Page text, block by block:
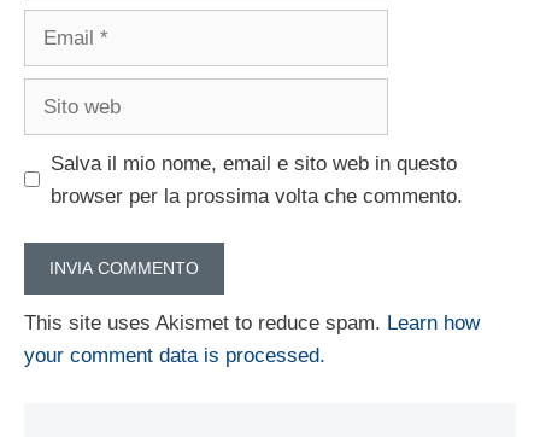
Salva il mio nome, email e sito web in questo
browser per la prossima volta che commento.
This site uses Akismet to reduce spam. Learn how
your comment data is processed.